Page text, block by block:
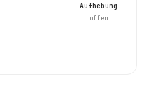
Aufhebung
offen